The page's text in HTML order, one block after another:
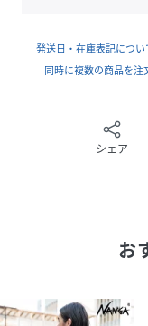
リサイクルコット
います。
環境への負荷に配慮
※紡績の工程上、他
社名の由来はヒマ
ーカーです。
発送日・在庫表記につい
同時に複数の商品を注
シェア
お